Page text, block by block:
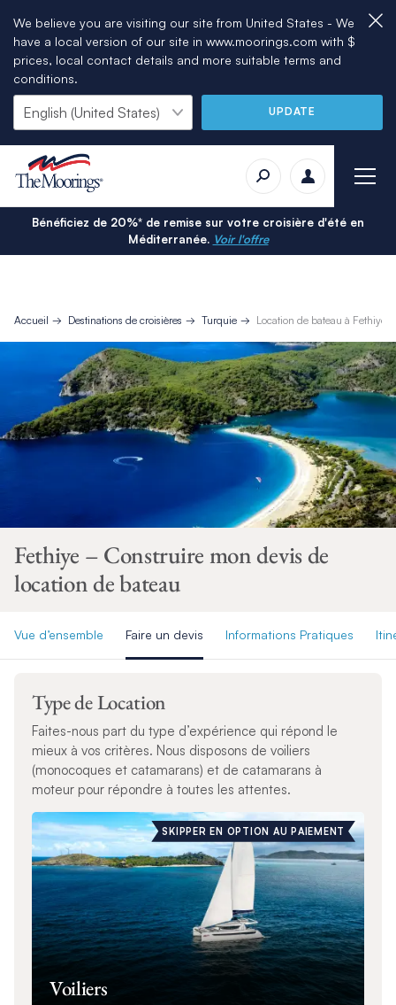
We believe you are visiting our site from United States - We
have a local version of our site in www.moorings.com with $
prices, local contact details and more suitable terms and
conditions.
UPDATE
Bénéficiez de 20%* de remise sur votre croisière d'été en
Méditerranée. Voir l'offre
Accueil Destinations de croisières Turquie Location de bateau à Fethiye
Fethiye – Construire mon devis de
location de bateau
Vue d’ensemble Faire un devis Informations Pratiques
Type de Location
Faites-nous part du type d’expérience qui répond le
mieux à vos critères. Nous disposons de voiliers
(monocoques et catamarans) et de catamarans à
moteur pour répondre à toutes les attentes.
SKIPPER EN OPTION AU PAIEMENT
Voiliers